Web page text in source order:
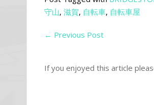
守山, 滋賀, 自転車, 自転車屋
← Previous Post
If you enjoyed this article